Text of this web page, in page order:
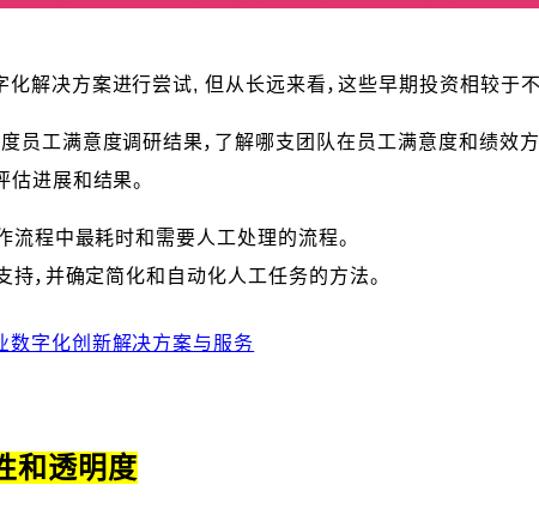
化解决方案进行尝试, 但从长远来看，这些早期投资相较于
度员工满意度调研结果，了解哪支团队在员工满意度和绩
估进展和结果。
流程中最耗时和需要人工处理的流程。
持，并确定简化和自动化人工任务的方法。
数字化创新解决方案与服务
和透明度